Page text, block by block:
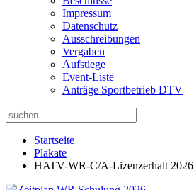
Impressum
Datenschutz
Ausschreibungen
Vergaben
Aufstiege
Event-Liste
Anträge Sportbetrieb DTV
Startseite
Plakate
HATV-WR-C/A-Lizenzerhalt 2026